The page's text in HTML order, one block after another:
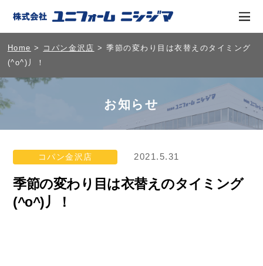
Home > コパン金沢店 > 季節の変わり目は衣替えのタイミング
(^o^)丿！
お知らせ
コパン金沢店 2021.5.31
季節の変わり目は衣替えのタイミング
(^o^)丿！